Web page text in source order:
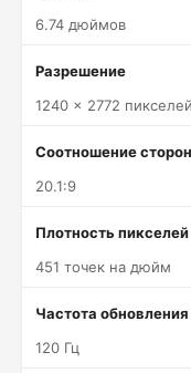
6.74 дюймов
Разрешение
1240 x 2772 пикселей
Соотношение сторон
20.1:9
Плотность пикселей
451 точек на дюйм
Частота обновления
120 Гц